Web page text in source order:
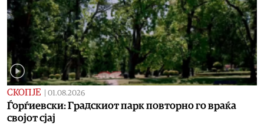
СКОПЈЕ | 01.08.2026
Ѓорѓиевски: Градскиот парк повторно го враќа
својот сјај